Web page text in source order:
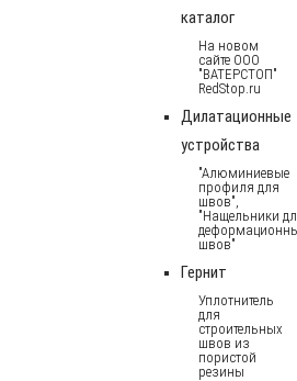
каталог
На новом
сайте ООО
"ВАТЕРСТОП"
RedStop.ru
Дилатационные
устройства
"Алюминиевые
профиля для
швов",
"Нащельники
швов"
Гернит
Уплотнитель
для
строительных
швов из
пористой
резины